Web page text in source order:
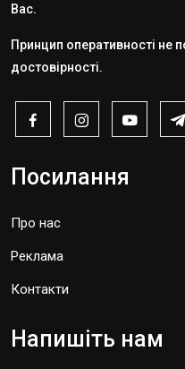
Вас.
Принцип оперативності не
достовірності.
Посилання
Про нас
Реклама
Контакти
Напишіть нам